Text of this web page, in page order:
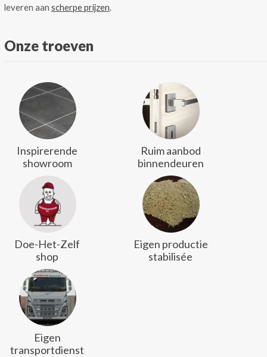
leveren aan scherpe prijzen.
Onze troeven
Inspirerende
showroom
Ruim aanbod
binnendeuren
Doe-Het-Zelf
shop
Eigen productie
stabilisée
Eigen
transportdienst